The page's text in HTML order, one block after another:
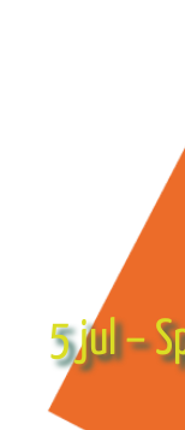
5 jul –